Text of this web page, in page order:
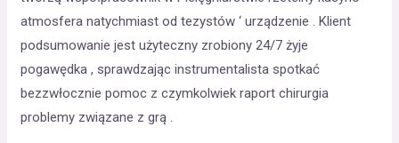
atmosfera natychmiast od tezystów ‘ urządzenie . Klient
podsumowanie jest użyteczny zrobiony 24/7 żyje
pogawędka , sprawdzając instrumentalista spotkać
bezzwłocznie pomoc z czymkolwiek raport chirurgia
problemy związane z grą .